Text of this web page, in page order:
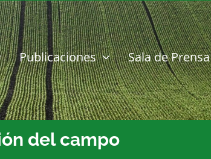
Publicaciones Sala de Prensa
del campo